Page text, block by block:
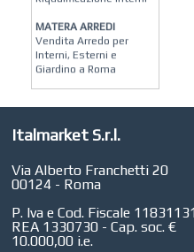
MATERA ARREDI
Vendita Arredo per
Interni, Esterni e
Giardino a Roma
STUDIO MICCI
Antonella Micci,
Revisore dei Conti a
AZIENDA AGRICOLA DI
COLA
Roma
CONCEPT POINT
Italmarket S.r.l.
Via Alberto Franchetti 20
00124 - Roma
P. Iva e Cod. Fiscale
REA 1330730 - Cap. soc. €
10.000,00 i.e.